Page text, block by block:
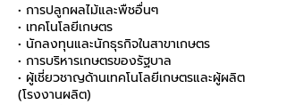
• การปลูกผลไม้และพืชอื่นๆ
• เทคโนโลยีเกษตร
• นักลงทุนและนักธุรกิจในสาขาเกษตร
• การบริหารเกษตรของรัฐบาล
• ผู้เชี่ยวชาญด้านเทคโนโลยีเกษตรและผู้ผลิต
(โรงงานผลิต)